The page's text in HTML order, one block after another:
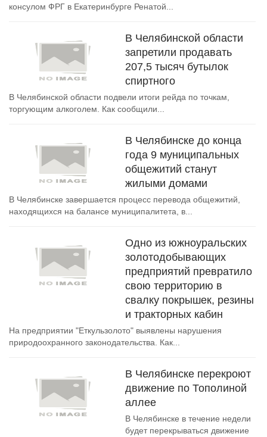
консулом ФРГ в Екатеринбурге Ренатой...
В Челябинской области
запретили продавать
207,5 тысяч бутылок
спиртного
В Челябинской области подвели итоги рейда по точкам,
торгующим алкоголем. Как сообщили...
В Челябинске до конца
года 9 муниципальных
общежитий станут
жилыми домами
В Челябинске завершается процесс перевода общежитий,
находящихся на балансе муниципалитета, в...
Одно из южноуральских
золотодобывающих
предприятий превратило
свою территорию в
свалку покрышек, резины
и тракторных кабин
На предприятии "Еткульзолото" выявлены нарушения
природоохранного законодательства. Как...
В Челябинске перекроют
движение по Тополиной
аллее
В Челябинске в течение недели
будет перекрываться движение